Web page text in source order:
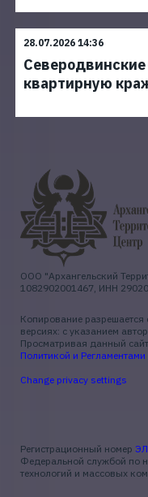
28.07.2026 14:36
квартирную
ООО "Архангельский
1082902001467, ИНН
Копирование
версиях: с указанием
Просматривая данный
Политикой и Регламентами
Change privacy settings
Регистрационный номер
Федеральной службой по
технологий и массовых